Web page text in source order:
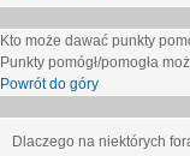
Kto może dawać punkty
Punkty pomógł/pomogła
Powrót do góry
Dlaczego na niektórych